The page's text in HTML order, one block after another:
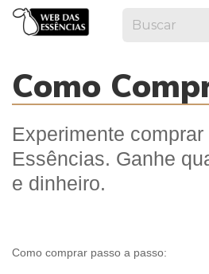
Como
Experimente
Essências. Ganhe
e dinheiro.
Como comprar passo a passo: